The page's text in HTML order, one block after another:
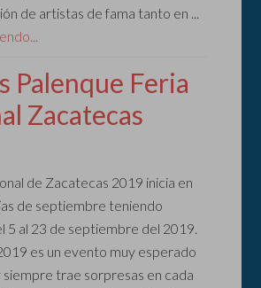
de artistas de fama tanto en ...
Palenque Feria
Zacatecas
de Zacatecas 2019 inicia en
de septiembre teniendo
5 al 23 de septiembre del 2019.
es un evento muy esperado
siempre trae sorpresas en cada